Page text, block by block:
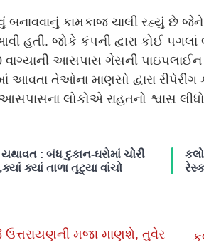
બનાવવાનું કામકાજ ચાલી રહ્યું છે
હતી. જોકે કંપની દ્વારા કોઈ પગલાં
આસપાસ ગેસની
આવતા તેઓના માણસો દ્વારા
લોકોએ રાહતનો શ્વાસ
: બંધ દુકાન-ઘરોમાં ચોરી
ક્યાં તાળા તૂટ્યા વાંચો
મજા માણશે, તુવેર